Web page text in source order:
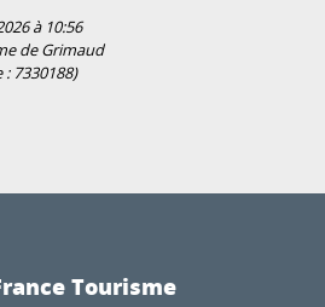
à 10:56
de Grimaud
: 7330188)
Tourisme